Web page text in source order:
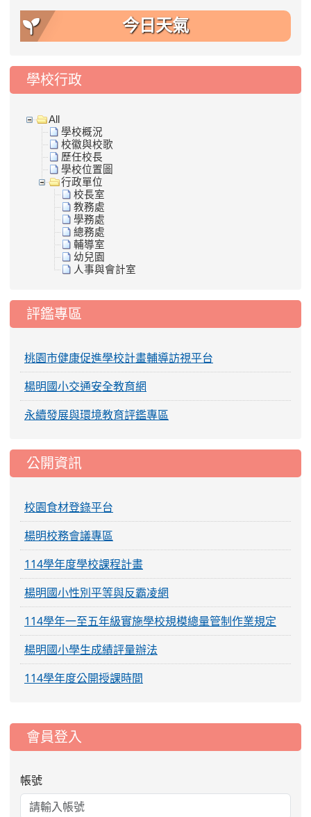
今日天氣
學校行政
All
學校概況
校徽與校歌
歷任校長
學校位置圖
行政單位
校長室
教務處
學務處
總務處
輔導室
幼兒園
人事與會計室
評鑑專區
桃園市健康促進學校計畫輔導訪視平台
楊明國小交通安全教育網
永續發展與環境教育評鑑專區
公開資訊
校園食材登錄平台
楊明校務會議專區
114學年度學校課程計畫
楊明國小性別平等與反霸凌網
114學年一至五年級實施學校規模總量管制作業規定
楊明國小學生成績評量辦法
114學年度公開授課時間
::: 會員登入
帳號